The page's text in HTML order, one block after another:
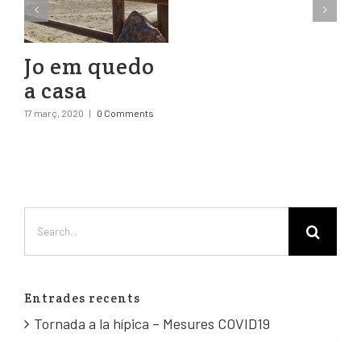
Jo em quedo
a casa
17 març, 2020 | 0 Comments
Entrades recents
Tornada a la hípica – Mesures COVID19